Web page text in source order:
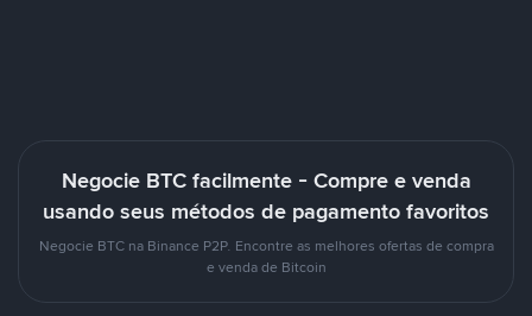
Negocie BTC facilmente - Compre e venda
usando seus métodos de pagamento favoritos
Negocie BTC na Binance P2P. Encontre as melhores ofertas de compra
e venda de Bitcoin